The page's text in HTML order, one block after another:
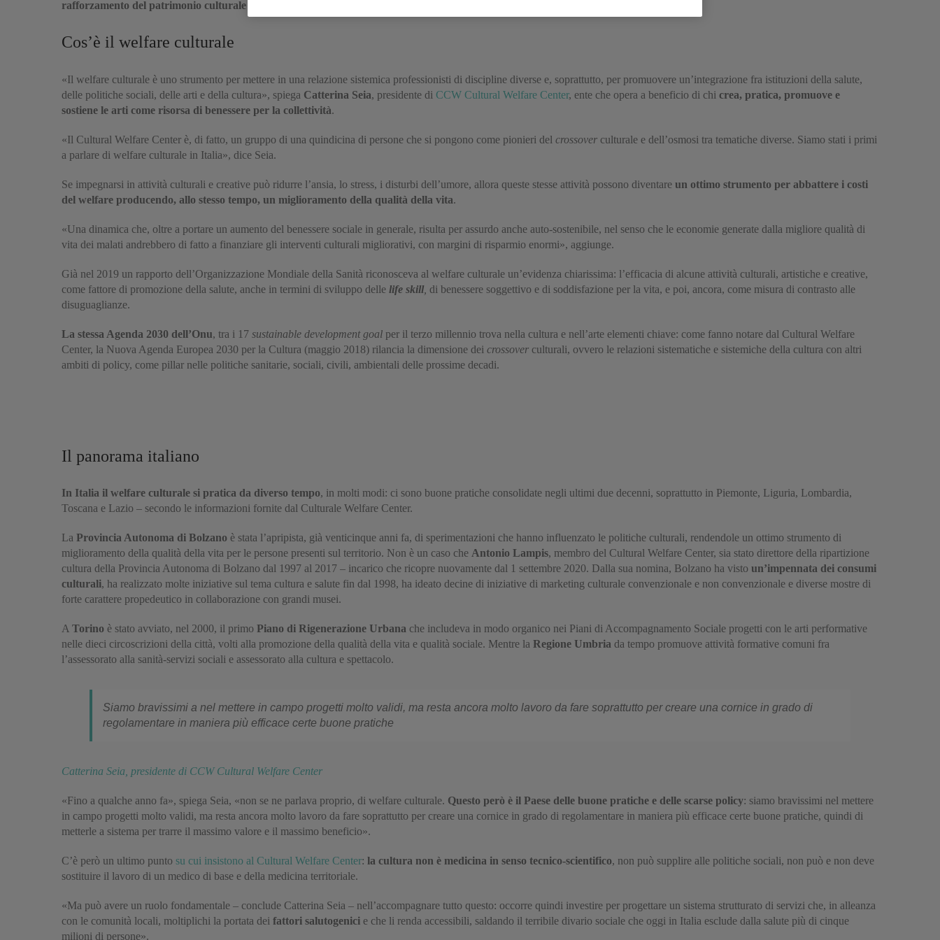
rafforzamento del patrimonio culturale
Cos’è il welfare culturale
«Il welfare culturale è uno strumento per mettere in una relazione sistemica professionisti di discipline diverse e, soprattutto, per promuovere un’integrazione fra istituzioni della salute,
delle politiche sociali, delle arti e della cultura», spiega Catterina Seia, presidente di CCW Cultural Welfare Center, ente che opera a beneficio di chi crea, pratica, promuove e
sostiene le arti come risorsa di benessere per la collettività.
«Il Cultural Welfare Center è, di fatto, un gruppo di una quindicina di persone che si pongono come pionieri del crossover culturale e dell’osmosi tra tematiche diverse. Siamo stati i primi
a parlare di welfare culturale in Italia», dice Seia.
Se impegnarsi in attività culturali e creative può ridurre l’ansia, lo stress, i disturbi dell’umore, allora queste stesse attività possono diventare un ottimo strumento per abbattere i costi
del welfare producendo, allo stesso tempo, un miglioramento della qualità della vita.
«Una dinamica che, oltre a portare un aumento del benessere sociale in generale, risulta per assurdo anche auto-sostenibile, nel senso che le economie generate dalla migliore qualità di
vita dei malati andrebbero di fatto a finanziare gli interventi culturali migliorativi, con margini di risparmio enormi», aggiunge.
Già nel 2019 un rapporto dell’Organizzazione Mondiale della Sanità riconosceva al welfare culturale un’evidenza chiarissima: l’efficacia di alcune attività culturali, artistiche e creative,
come fattore di promozione della salute, anche in termini di sviluppo delle life skill di benessere soggettivo e di soddisfazione per la vita, e poi, ancora, come misura di contrasto alle
disuguaglianze.
La stessa Agenda 2030 dell’Onu, tra i 17 sustainable development goal per il terzo millennio trova nella cultura e nell’arte elementi chiave: come fanno notare dal Cultural Welfare
Center, la Nuova Agenda Europea 2030 per la Cultura (maggio 2018) rilancia la dimensione dei crossover culturali, ovvero le relazioni sistematiche e sistemiche della cultura con altri
ambiti di policy, come pillar nelle politiche sanitarie, sociali, civili, ambientali delle prossime decadi.
Il panorama italiano
In Italia il welfare culturale si pratica da diverso tempo, in molti modi: ci sono buone pratiche consolidate negli ultimi due decenni, soprattutto in Piemonte, Liguria, Lombardia,
Toscana e Lazio – secondo le informazioni fornite dal Culturale Welfare Center.
La Provincia Autonoma di Bolzano è stata l’apripista, già venticinque anni fa, di sperimentazioni che hanno influenzato le politiche culturali, rendendole un ottimo strumento di
miglioramento della qualità della vita per le persone presenti sul territorio. Non è un caso che Antonio Lampis, membro del Cultural Welfare Center, sia stato direttore della ripartizione
cultura della Provincia Autonoma di Bolzano dal 1997 al 2017 – incarico che ricopre nuovamente dal 1 settembre 2020. Dalla sua nomina, Bolzano ha visto un’impennata dei consumi
culturali, ha realizzato molte iniziative sul tema cultura e salute fin dal 1998, ha ideato decine di iniziative di marketing culturale convenzionale e non convenzionale e diverse mostre di
forte carattere propedeutico in collaborazione con grandi musei.
A Torino è stato avviato, nel 2000, il primo Piano di Rigenerazione Urbana che includeva in modo organico nei Piani di Accompagnamento Sociale progetti con le arti performative
nelle dieci circoscrizioni della città, volti alla promozione della qualità della vita e qualità sociale. Mentre la Regione Umbria da tempo promuove attività formative comuni fra
l’assessorato alla sanità-servizi sociali e assessorato alla cultura e spettacolo.
Siamo bravissimi a nel mettere in campo progetti molto validi, ma resta ancora molto lavoro da fare soprattutto per creare una cornice in grado di
regolamentare in maniera più efficace certe buone pratiche
Catterina Seia, presidente di CCW Cultural Welfare Center
«Fino a qualche anno fa», spiega Seia, «non se ne parlava proprio, di welfare culturale. Questo però è il Paese delle buone pratiche e delle scarse policy: siamo bravissimi nel mettere
in campo progetti molto validi, ma resta ancora molto lavoro da fare soprattutto per creare una cornice in grado di regolamentare in maniera più efficace certe buone pratiche, quindi di
metterle a sistema per trarre il massimo valore e il massimo beneficio».
C’è però un ultimo punto su cui insistono al Cultural Welfare Center: la cultura non è medicina in senso tecnico-scientifico, non può supplire alle politiche sociali, non può e non deve
sostituire il lavoro di un medico di base e della medicina territoriale.
«Ma può avere un ruolo fondamentale – conclude Catterina Seia – nell’accompagnare tutto questo: occorre quindi investire per progettare un sistema strutturato di servizi che, in alleanza
con le comunità locali, moltiplichi la portata dei fattori salutogenici e che li renda accessibili, saldando il terribile divario sociale che oggi in Italia esclude dalla salute più di cinque
milioni di persone».